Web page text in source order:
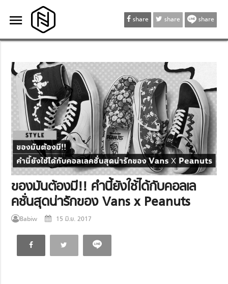
menu
menu share share share
ของมันต้องมี!! คำนี้ยังใช้ได้กับคอลเล
คชั่นสุดน่ารักของ Vans x Peanuts
Babiw 15 มิ.ย. 2017